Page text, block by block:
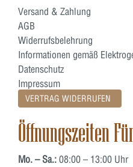
Versand & Zahlung
AGB
Widerrufsbelehrung
Informationen gemäß
Datenschutz
Impressum
VERTRAG WIDERRUFEN
Öffnungszeiten
Mo. – Sa.: 08:00 – 13:00 Uhr